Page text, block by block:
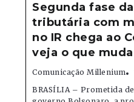
Segunda fase
tributária com
no IR chega ao
veja o que muda
Comunicação Millenium
BRASÍLIA – Prometida